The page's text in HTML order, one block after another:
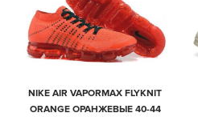
NIKE AIR VAPORMAX FLYKNIT
ORANGE ОРАНЖЕВЫЕ 40-44